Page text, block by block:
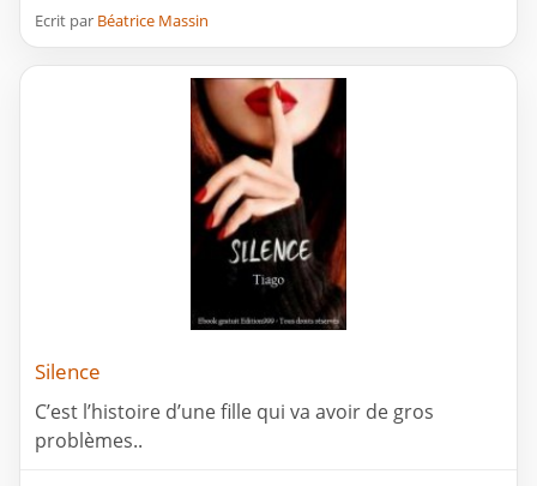
Ecrit par Béatrice Massin
Silence
C’est l’histoire d’une fille qui va avoir de gros
problèmes..